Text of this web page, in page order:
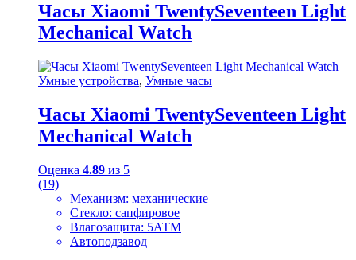
Часы Xiaomi TwentySeventeen Light
Mechanical Watch
Умные устройства, Умные часы
Часы Xiaomi TwentySeventeen Light
Mechanical Watch
Оценка 4.89 из 5
(19)
Механизм: механические
Стекло: сапфировое
Влагозащита: 5АТМ
Автоподзавод